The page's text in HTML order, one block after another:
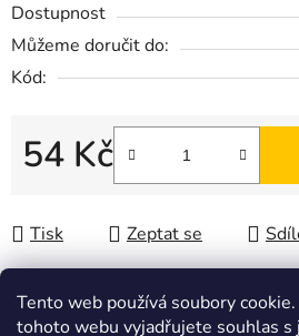
Tento web používá soubory
tohoto webu vyjadřujete souhlas s
Dostupnost
Můžeme doručit do:
Kód:
54 Kč
Měrná cena:
Tisk Zeptat se